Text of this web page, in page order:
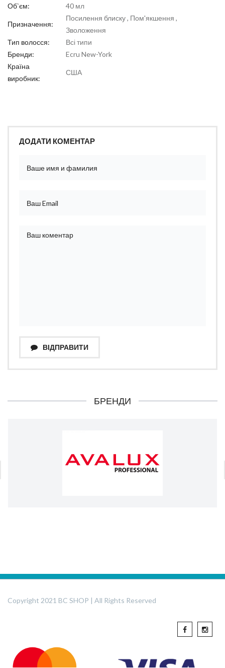
Об`єм: 40 мл
Призначення:
Посилення блиску , Пом'якшення ,
Зволоження
Тип волосся:
Всі типи
Бренди:
Ecru New-York
Країна
виробник:
США
ДОДАТИ КОМЕНТАР
ВІДПРАВИТИ
БРЕНДИ
Copyright 2021 BC SHOP | All Rights Reserved